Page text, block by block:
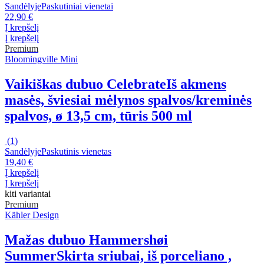
SandėlyjePaskutiniai vienetai
22,90 €
Į krepšelį
Į krepšelį
Premium
Bloomingville Mini
Vaikiškas dubuo CelebrateIš akmens
masės, šviesiai mėlynos spalvos/kreminės
spalvos, ø 13,5 cm, tūris 500 ml
(1)
SandėlyjePaskutinis vienetas
19,40 €
Į krepšelį
Į krepšelį
kiti variantai
Premium
Kähler Design
Mažas dubuo Hammershøi
SummerSkirta sriubai, iš porceliano ,